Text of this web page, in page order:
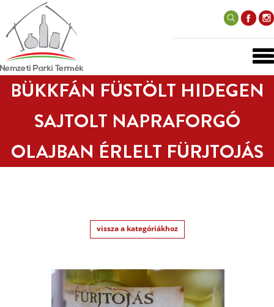
BÜKKFÁN FÜSTÖLT HIDEGEN
SAJTOLT NAPRAFORGÓ
OLAJBAN ÉRLELT FÜRJTOJÁS
vissza a kategóriákhoz